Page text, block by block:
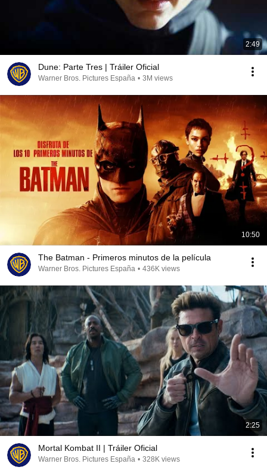
2:49
Dune: Parte Tres | Tráiler Oficial
Warner Bros. Pictures España • 3M views
10:50
The Batman - Primeros minutos de la película
Warner Bros. Pictures España • 436K views
2:25
Mortal Kombat II | Tráiler Oficial
Warner Bros. Pictures España • 328K views